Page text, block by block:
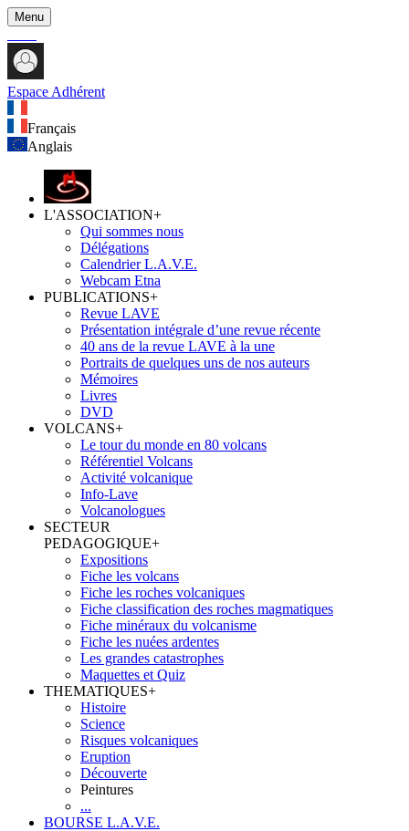
Menu
Espace Adhérent
Français
Anglais
L'ASSOCIATION+
Qui sommes nous
Délégations
Calendrier L.A.V.E.
Webcam Etna
PUBLICATIONS+
Revue LAVE
Présentation intégrale d’une revue récente
40 ans de la revue LAVE à la une
Portraits de quelques uns de nos auteurs
Mémoires
Livres
DVD
VOLCANS+
Le tour du monde en 80 volcans
Référentiel Volcans
Activité volcanique
Info-Lave
Volcanologues
SECTEUR
PEDAGOGIQUE+
Expositions
Fiche les volcans
Fiche les roches volcaniques
Fiche classification des roches magmatiques
Fiche minéraux du volcanisme
Fiche les nuées ardentes
Les grandes catastrophes
Maquettes et Quiz
THEMATIQUES+
Histoire
Science
Risques volcaniques
Eruption
Découverte
Peintures
...
BOURSE L.A.V.E.